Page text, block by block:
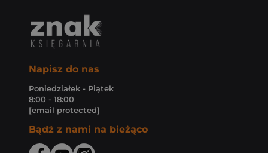
Napisz do nas
Poniedziałek - Piątek
8:00 - 18:00
[email protected]
Bądź z nami na bieżąco